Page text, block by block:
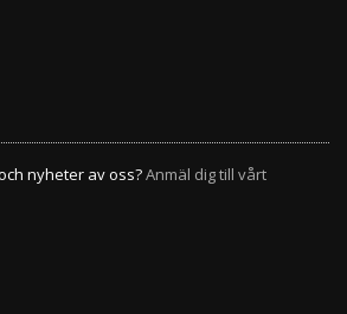
nyheter av oss?Anmäl dig till vårt